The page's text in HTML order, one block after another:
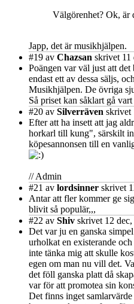
Välgörenhet? Ok, är
Japp, det är musikhjälpen.
#19 av Chazsan skrivet 11
Poängen var väl just att det
endast ett av dessa säljs,
Musikhjälpen. De övriga
Så priset kan såklart gå
#20 av Silverräven skrivet
Efter att ha insett att jag
horkarl till kung", särskilt
köpesannonsen till en
// Admin
#21 av lordsinner skrivet
Antar att fler kommer ge
blivit så populär,,,
#22 av Shiv skrivet 12 dec,
Det var ju en ganska
urholkat en existerande
inte tänka mig att skulle
egen om man nu vill det.
det föll ganska platt då
var för att promotea sin
Det finns inget